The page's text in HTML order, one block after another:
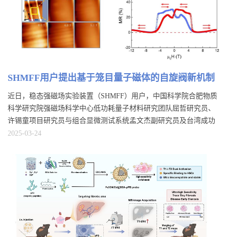
SHMFF用户提出基于笼目量子磁体的自旋阀新机制
近日，稳态强磁场实验装置（SHMFF）用户，中国科学院合肥物质
科学研究院强磁场科学中心低功耗量子材料研究团队屈哲研究员、
许锡童项目研究员与组合显微测试系统孟文杰副研究员及台湾成功
大学张泰榕教授等合作，提出在块材笼目单晶中实现自旋阀效应的
器件，相关成果发表于国际期刊Nature Communications。
2025-03-24